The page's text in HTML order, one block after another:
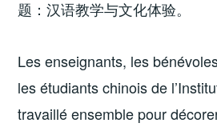
题：汉语教学与文化体验。
Les enseignants, les
les étudiants chinois de
travaillé ensemble pour